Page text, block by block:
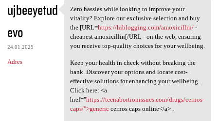
ujbeeyetud
evo
24.01.2025
Adres
Zero hassles while looking to
Zero hassles while looking to improve your
vitality? Explore our exclusive selection and buy
the [URL=https://hiblogging.com/amoxicillin/-
cheapest amoxicillin[/URL - on the web, ensuring
you receive top-quality choices for your wellbeing.
Keep your health in check without breaking the
bank. Discover your options and locate cost-
effective solutions for enhancing your wellbeing.
Click here: <a
href="https://teenabortionissues.com/drugs/cernos-
caps/">genericcernos caps online</a> .